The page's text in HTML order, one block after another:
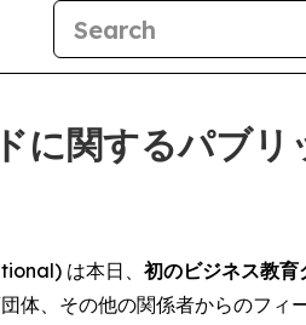
に関するパブリ
は本日、 初のビジネス教育
体、その他の関係者からのフィ